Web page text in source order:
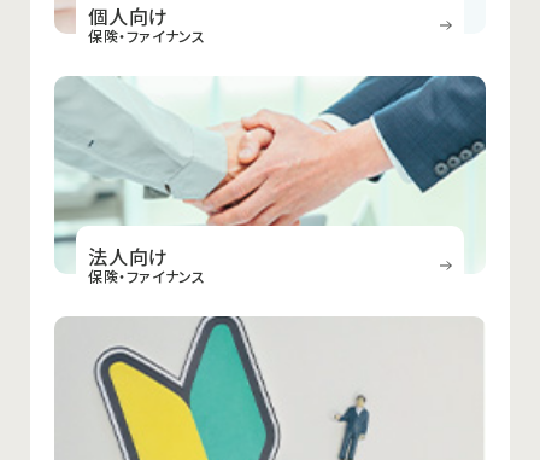
個人向け
保険・ファイナンス
法人向け
保険・ファイナンス